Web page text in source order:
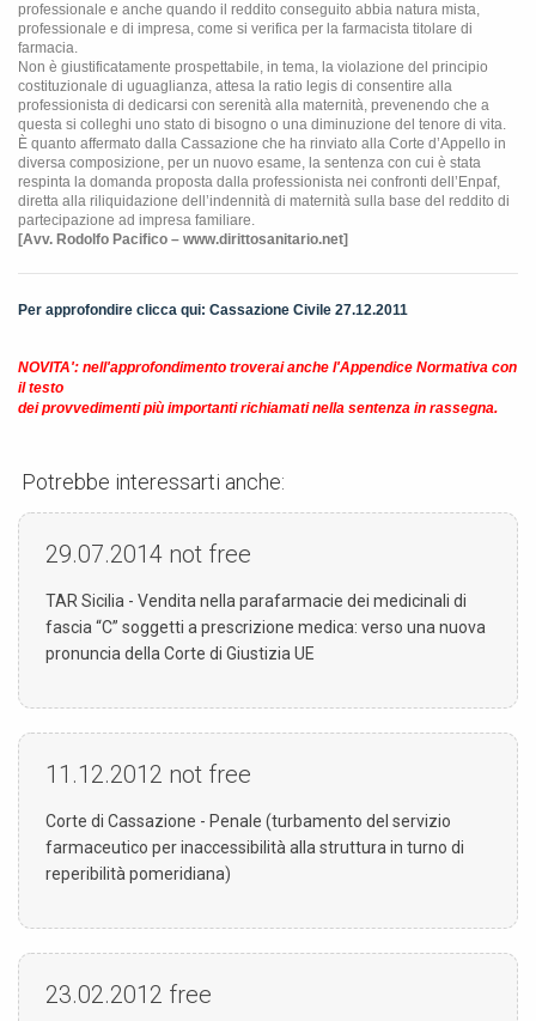
professionale e anche quando il reddito conseguito abbia natura mista,
professionale e di impresa, come si verifica per la farmacista titolare di
farmacia.
Non è giustificatamente prospettabile, in tema, la violazione del principio
costituzionale di uguaglianza, attesa la ratio legis di consentire alla
professionista di dedicarsi con serenità alla maternità, prevenendo che a
questa si colleghi uno stato di bisogno o una diminuzione del tenore di vita.
È quanto affermato dalla Cassazione che ha rinviato alla Corte d’Appello in
diversa composizione, per un nuovo esame, la sentenza con cui è stata
respinta la domanda proposta dalla professionista nei confronti dell’Enpaf,
diretta alla riliquidazione dell’indennità di maternità sulla base del reddito di
partecipazione ad impresa familiare.
[Avv. Rodolfo Pacifico – www.dirittosanitario.net]
Per approfondire clicca qui: Cassazione Civile 27.12.2011
NOVITA': nell'approfondimento troverai anche l'Appendice Normativa con
il testo
dei provvedimenti più importanti richiamati nella sentenza in rassegna.
Potrebbe interessarti anche:
29.07.2014 not free
TAR Sicilia - Vendita nella parafarmacie dei medicinali di
fascia “C” soggetti a prescrizione medica: verso una nuova
pronuncia della Corte di Giustizia UE
11.12.2012 not free
Corte di Cassazione - Penale (turbamento del servizio
farmaceutico per inaccessibilità alla struttura in turno di
reperibilità pomeridiana)
23.02.2012 free